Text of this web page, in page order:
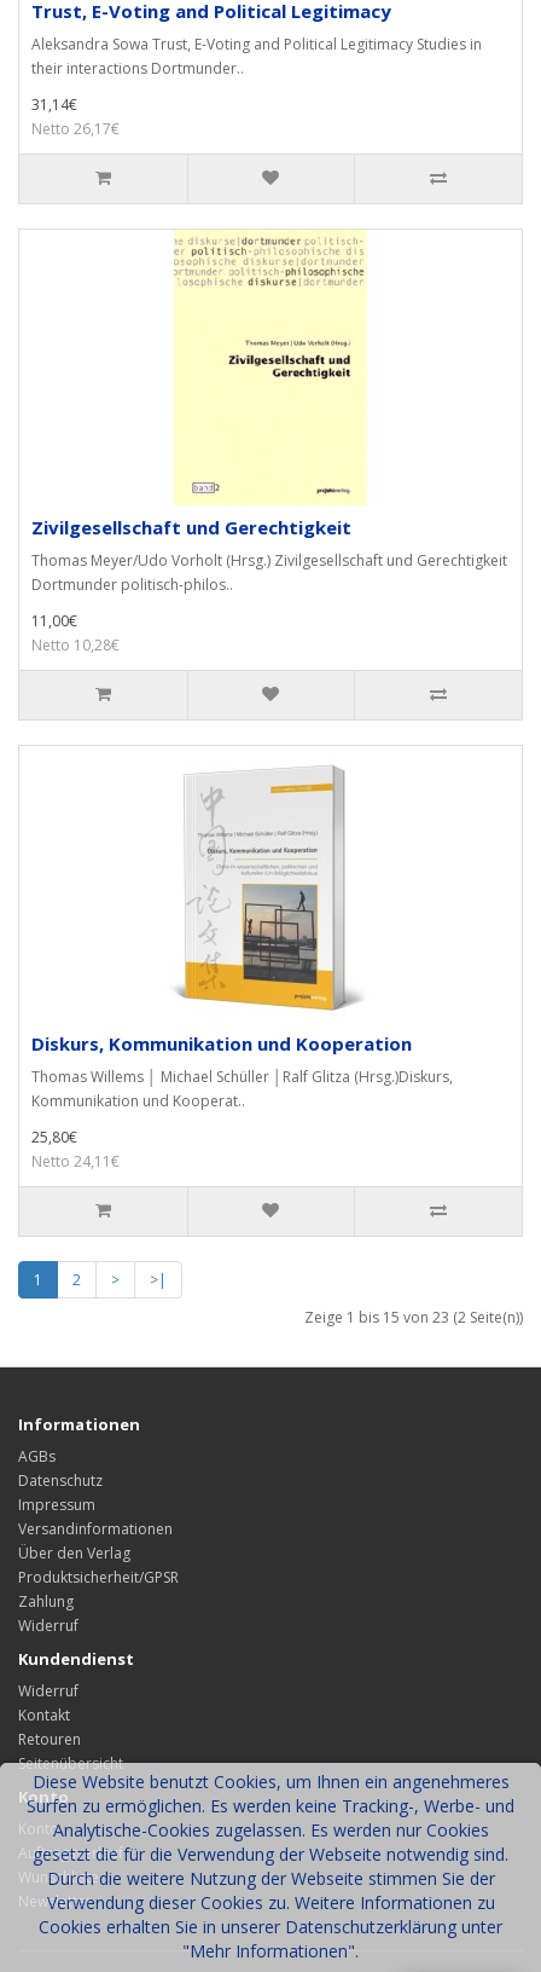
Diese Website benutzt Cookies, um Ihnen ein angenehmeres
Surfen zu ermöglichen. Es werden keine Tracking-, Werbe- und
Analytische-Cookies zugelassen. Es werden nur Cookies
gesetzt die für die Verwendung der Webseite notwendig sind.
Durch die weitere Nutzung der Webseite stimmen Sie der
Verwendung dieser Cookies zu. Weitere Informationen zu
Cookies erhalten Sie in unserer Datenschutzerklärung unter
"Mehr Informationen".
Trust, E-Voting and Political Legitimacy
Aleksandra Sowa Trust, E-Voting and Political Legitimacy Studies in
their interactions Dortmunder..
31,14€
Netto 26,17€
Zivilgesellschaft und Gerechtigkeit
Thomas Meyer/Udo Vorholt (Hrsg.) Zivilgesellschaft und Gerechtigkeit
Dortmunder politisch-philos..
11,00€
Netto 10,28€
Diskurs, Kommunikation und Kooperation
Thomas Willems │ Michael Schüller │Ralf Glitza (Hrsg.)Diskurs,
Kommunikation und Kooperat..
25,80€
Netto 24,11€
1 2 >
>|
Zeige 1 bis 15 von 23 (2 Seite(n))
Informationen
AGBs
Datenschutz
Impressum
Versandinformationen
Über den Verlag
Produktsicherheit/GPSR
Zahlung
Widerruf
Kundendienst
Widerruf
Kontakt
Retouren
Seitenübersicht
Konto
Konto
Auftragsverlauf
Wunschliste
Newsletter